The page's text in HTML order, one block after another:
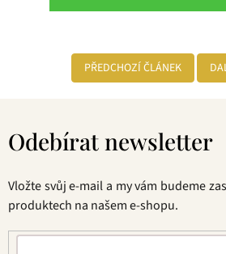
PŘEDCHOZÍ ČLÁNEK
Odebírat newsletter
Vložte svůj e-mail a my vám budeme
produktech na našem e-shopu.